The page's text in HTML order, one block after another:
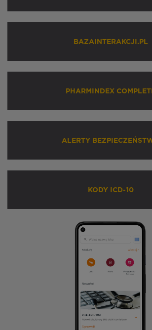
BAZAINTERAKCJI.PL
PHARMINDEX
ALERTY
KODY ICD-10